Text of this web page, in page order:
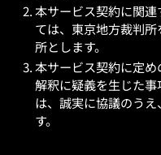
本サービス契約に関
ては、東京地方裁判
所とします。
本サービス契約に定
解釈に疑義を生じた
は、誠実に協議のう
す。